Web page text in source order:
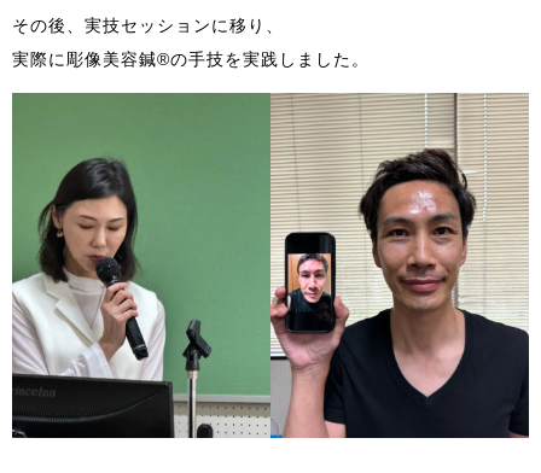
その後、実技セッションに移り、
実際に彫像美容鍼®の手技を実践しました。